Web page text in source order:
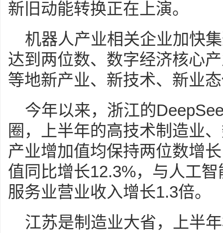
新旧动能转换正在上演。
机器人产业相关企业加快
达到两位数、数字经济核心
等地新产业、新技术、新业
今年以来，浙江的
圈，上半年的高技术制造业
产业增加值均保持两位数增
值同比增长12.3%，与人工
服务业营业收入增长1.3倍。
江苏是制造业大省，上半